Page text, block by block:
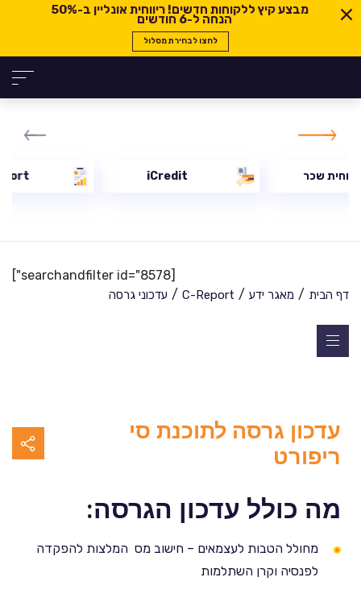
מבצע קיץ ללקוחות חדשים! ריווחית אונליין ב-50%
הנחה ל-6 חודשים
לחצו לבחירת מסלול
ריווחית שכר iCredit
[searchandfilter id="8578"]
דף הבית / מאגר ידע /
C-Report
/ עדכוני גרסה
עדכון גרסה לתוכנת סי
ריפורט
מה כולל עדכון הגרסה:
מחולל הטבות לעצמאים – חישוב מס המלצות להפקדה
לפנסיה וקרן השתלמות